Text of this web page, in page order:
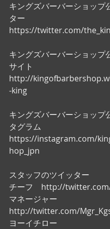
キングズバーバーショップ
ター
https://twitter.com/
キングズバーバーショップ
サイト
http://
-king
キングズバーバーショップ
タグラム
https://instagram.com/
hop_jpn
スタッフのツイッター
チーフ　http://
マネージャー
http://twitter.com/
ヨーイチロー